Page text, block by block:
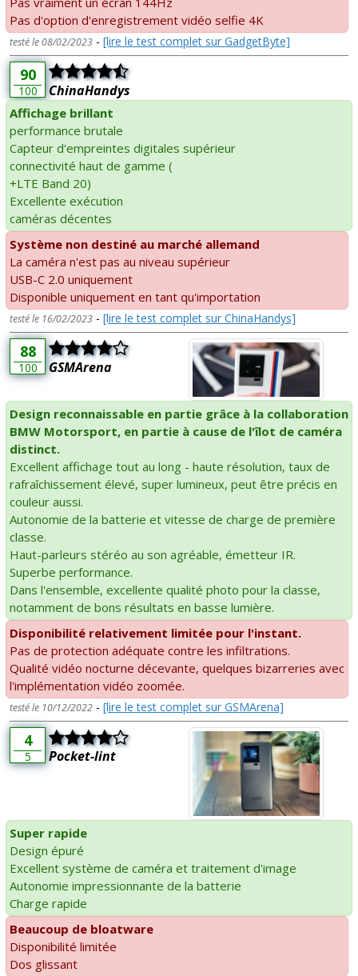
Pas d'option d'enregistrement vidéo selfie 4K
testé le 08/02/2023 - [lire le test complet sur GadgetByte]
90
100 ChinaHandys
Affichage brillant
performance brutale
Capteur d'empreintes digitales supérieur
connectivité haut de gamme (
+LTE Band 20)
Excellente exécution
caméras décentes
Système non destiné au marché allemand
La caméra n'est pas au niveau supérieur
USB-C 2.0 uniquement
Disponible uniquement en tant qu'importation
testé le 16/02/2023 - [lire le test complet sur ChinaHandys]
88
100 GSMArena
Design reconnaissable en partie grâce à la collaboration
BMW Motorsport, en partie à cause de l'îlot de caméra
distinct.
Excellent affichage tout au long - haute résolution, taux de
rafraîchissement élevé, super lumineux, peut être précis en
couleur aussi.
Autonomie de la batterie et vitesse de charge de première
classe.
Haut-parleurs stéréo au son agréable, émetteur IR.
Superbe performance.
Dans l'ensemble, excellente qualité photo pour la classe,
notamment de bons résultats en basse lumière.
Disponibilité relativement limitée pour l'instant.
Pas de protection adéquate contre les infiltrations.
Qualité vidéo nocturne décevante, quelques bizarreries avec
l'implémentation vidéo zoomée.
testé le 10/12/2022 - [lire le test complet sur GSMArena]
4
5 Pocket-lint
Super rapide
Design épuré
Excellent système de caméra et traitement d'image
Autonomie impressionnante de la batterie
Charge rapide
Beaucoup de bloatware
Disponibilité limitée
Dos glissant